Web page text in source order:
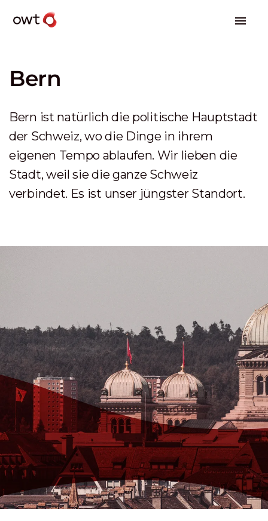
Bern
Bern ist natürlich die politische Hauptstadt
der Schweiz, wo die Dinge in ihrem
eigenen Tempo ablaufen. Wir lieben die
Stadt, weil sie die ganze Schweiz
verbindet. Es ist unser jüngster Standort.